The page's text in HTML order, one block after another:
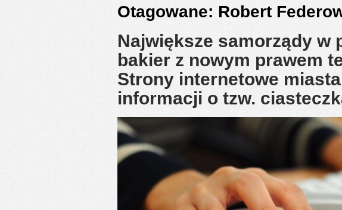
Otagowane: Robert
Największe samorządy w
bakier z nowym prawem
Strony internetowe
informacji o tzw.